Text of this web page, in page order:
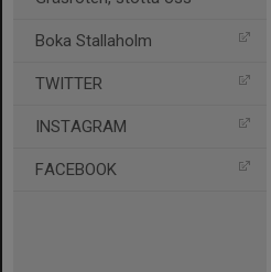
Boka Stallaholm
TWITTER
INSTAGRAM
FACEBOOK